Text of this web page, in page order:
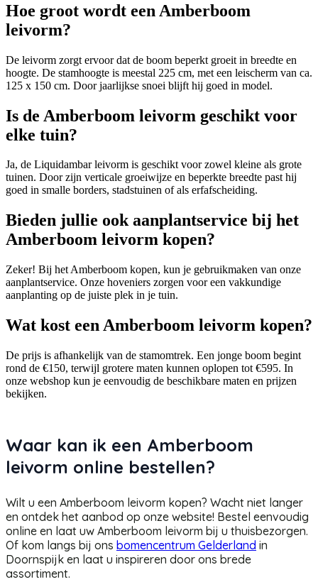
Hoe groot wordt een Amberboom
leivorm?
De leivorm zorgt ervoor dat de boom beperkt groeit in breedte en
hoogte. De stamhoogte is meestal 225 cm, met een leischerm van ca.
125 x 150 cm. Door jaarlijkse snoei blijft hij goed in model.
Is de Amberboom leivorm geschikt voor
elke tuin?
Ja, de Liquidambar leivorm is geschikt voor zowel kleine als grote
tuinen. Door zijn verticale groeiwijze en beperkte breedte past hij
goed in smalle borders, stadstuinen of als erfafscheiding.
Bieden jullie ook aanplantservice bij het
Amberboom leivorm kopen?
Zeker! Bij het Amberboom kopen, kun je gebruikmaken van onze
aanplantservice. Onze hoveniers zorgen voor een vakkundige
aanplanting op de juiste plek in je tuin.
Wat kost een Amberboom leivorm kopen?
De prijs is afhankelijk van de stamomtrek. Een jonge boom begint
rond de €150, terwijl grotere maten kunnen oplopen tot €595. In
onze webshop kun je eenvoudig de beschikbare maten en prijzen
bekijken.
Waar kan ik een Amberboom
leivorm online bestellen?
Wilt u een Amberboom leivorm kopen? Wacht niet langer
en ontdek het aanbod op onze website! Bestel eenvoudig
online en laat uw Amberboom leivorm bij u thuisbezorgen.
Of kom langs bij ons bomencentrum Gelderland in
Doornspijk en laat u inspireren door ons brede
assortiment.